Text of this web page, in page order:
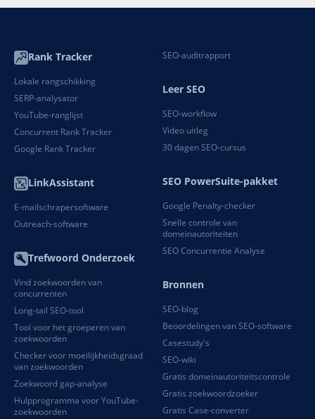
Rank Tracker
Lokale rangschikking
SERP-analysator
YouTube-ranglijst
Concurrent Rank Tracker
Google Rank Tracker
LinkAssistant
E-mailschrapersoftware
Outreach-software
Trefwoord Onderzoek
Vind zoekwoorden van
concurrenten
Long-tail SEO-tool
Tool voor het groeperen van
zoekwoorden
Checker voor moeilijkheidsgraad
van zoekwoorden
Zoekwoord gap-analyse
Hulpprogramma voor YouTube-
zoekwoorden
SEO-auditrapport
Leer SEO
SEO-workflow
Video uitleg
30 dagen SEO-cursus
SEO PowerSuite-pakket
Google Penalty-checker
Snelle controle van
domeinautoriteiten
SEO Concurrentie Analyse
Bronnen
SEO-blog
Beoordelingen van SEO-software
Casestudy's
SEO-wiki
Gratis domeinautoriteitscontrole
Gratis zoekwoordzoeker
Gratis Case-converter